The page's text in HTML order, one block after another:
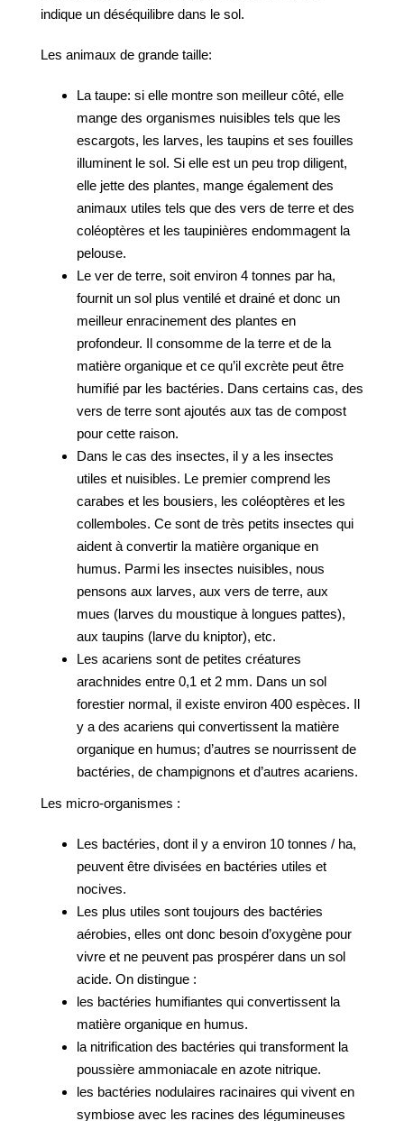
indique un déséquilibre dans le sol.
Les animaux de grande taille:
La taupe: si elle montre son meilleur côté, elle
mange des organismes nuisibles tels que les
escargots, les larves, les taupins et ses fouilles
illuminent le sol. Si elle est un peu trop diligent,
elle jette des plantes, mange également des
animaux utiles tels que des vers de terre et des
coléoptères et les taupinières endommagent la
pelouse.
Le ver de terre, soit environ 4 tonnes par ha,
fournit un sol plus ventilé et drainé et donc un
meilleur enracinement des plantes en
profondeur. Il consomme de la terre et de la
matière organique et ce qu’il excrète peut être
humifié par les bactéries. Dans certains cas, des
vers de terre sont ajoutés aux tas de compost
pour cette raison.
Dans le cas des insectes, il y a les insectes
utiles et nuisibles. Le premier comprend les
carabes et les bousiers, les coléoptères et les
collemboles. Ce sont de très petits insectes qui
aident à convertir la matière organique en
humus. Parmi les insectes nuisibles, nous
pensons aux larves, aux vers de terre, aux
mues (larves du moustique à longues pattes),
aux taupins (larve du kniptor), etc.
Les acariens sont de petites créatures
arachnides entre 0,1 et 2 mm. Dans un sol
forestier normal, il existe environ 400 espèces. Il
y a des acariens qui convertissent la matière
organique en humus; d’autres se nourrissent de
bactéries, de champignons et d’autres acariens.
Les micro-organismes :
Les bactéries, dont il y a environ 10 tonnes / ha,
peuvent être divisées en bactéries utiles et
nocives.
Les plus utiles sont toujours des bactéries
aérobies, elles ont donc besoin d’oxygène pour
vivre et ne peuvent pas prospérer dans un sol
acide. On distingue :
les bactéries humifiantes qui convertissent la
matière organique en humus.
la nitrification des bactéries qui transforment la
poussière ammoniacale en azote nitrique.
les bactéries nodulaires racinaires qui vivent en
symbiose avec les racines des légumineuses